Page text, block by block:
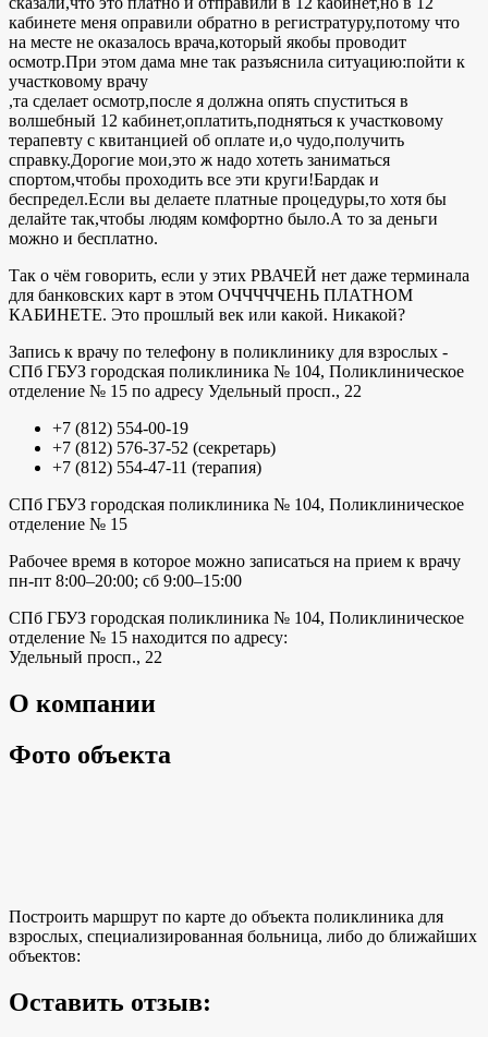
кабинете меня оправили обратно в регистратуру,потому что
на месте не оказалось врача,который якобы проводит
осмотр.При этом дама мне так разъяснила ситуацию:пойти к
участковому врачу
,та сделает осмотр,после я должна опять спуститься в
волшебный 12 кабинет,оплатить,подняться к участковому
терапевту с квитанцией об оплате и,о чудо,получить
справку.Дорогие мои,это ж надо хотеть заниматься
спортом,чтобы проходить все эти круги!Бардак и
беспредел.Если вы делаете платные процедуры,то хотя бы
делайте так,чтобы людям комфортно было.А то за деньги
можно и бесплатно.
Так о чём говорить, если у этих РВАЧЕЙ нет даже терминала
для банковских карт в этом ОЧЧЧЧЧЕНЬ ПЛАТНОМ
КАБИНЕТЕ. Это прошлый век или какой. Никакой?
Запись к врачу по телефону в поликлинику для взрослых -
СПб ГБУЗ городская поликлиника № 104, Поликлиническое
отделение № 15 по адресу Удельный просп., 22
+7 (812) 554-00-19
+7 (812) 576-37-52 (секретарь)
+7 (812) 554-47-11 (терапия)
СПб ГБУЗ городская поликлиника № 104, Поликлиническое
отделение № 15
Рабочее время в которое можно записаться на прием к врачу
пн-пт 8:00–20:00; сб 9:00–15:00
СПб ГБУЗ городская поликлиника № 104, Поликлиническое
отделение № 15 находится по адресу:
Удельный просп., 22
О компании
Фото объекта
Построить маршрут по карте до объекта поликлиника для
взрослых, специализированная больница, либо до ближайших
объектов:
Оставить отзыв: